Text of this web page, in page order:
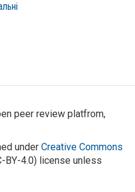
peer review platfrom,
under Creative Commons
BY-4.0) license unless